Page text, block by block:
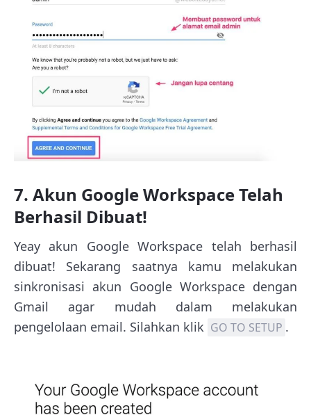
7. Akun Google Workspace Telah
Berhasil Dibuat!
Yeay akun Google Workspace telah berhasil
dibuat! Sekarang saatnya kamu melakukan
sinkronisasi akun Google Workspace dengan
Gmail agar mudah dalam melakukan
pengelolaan email. Silahkan klik GO TO SETUP .